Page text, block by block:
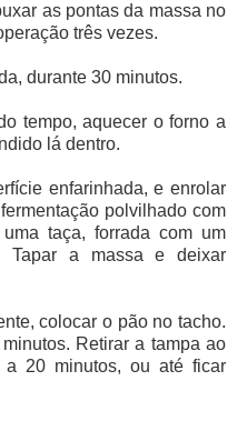
as pontas da massa no
três vezes.
durante 30 minutos.
tempo, aquecer o forno a
lá dentro.
enfarinhada, e enrolar
polvilhado com
taça, forrada com um
Tapar a massa e deixar
colocar o pão no tacho.
Retirar a tampa ao
20 minutos, ou até ficar